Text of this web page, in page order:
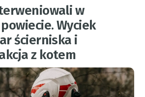
w
Wyciek
ścierniska i
z kotem